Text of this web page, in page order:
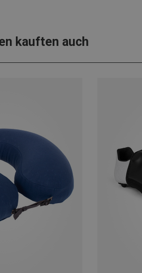
kauften auch